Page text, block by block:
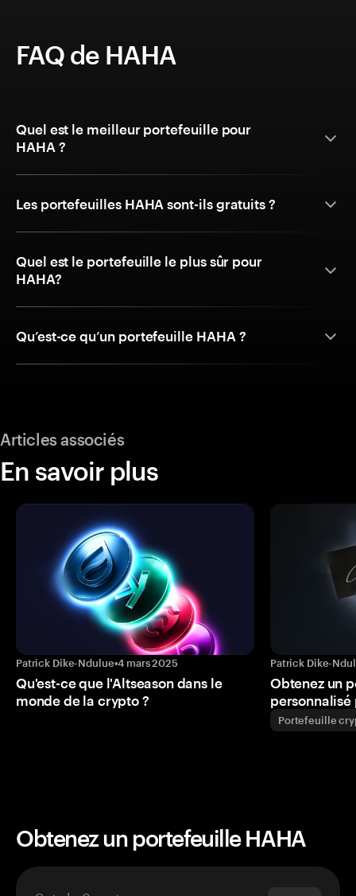
FAQ de HAHA
Quel est le meilleur portefeuille pour
HAHA ?
Les portefeuilles HAHA sont-ils gratuits ?
Quel est le portefeuille le plus sûr pour
HAHA?
Qu’est-ce qu’un portefeuille HAHA ?
Articles associés
En savoir plus
Patrick Dike-Ndulue•4 mars 2025
Qu'est-ce que l'Altseason dans le
monde de la crypto ?
Patrick Dike-
Obtenez un
personnalisé
Portefeuille
Obtenez un portefeuille HAHA